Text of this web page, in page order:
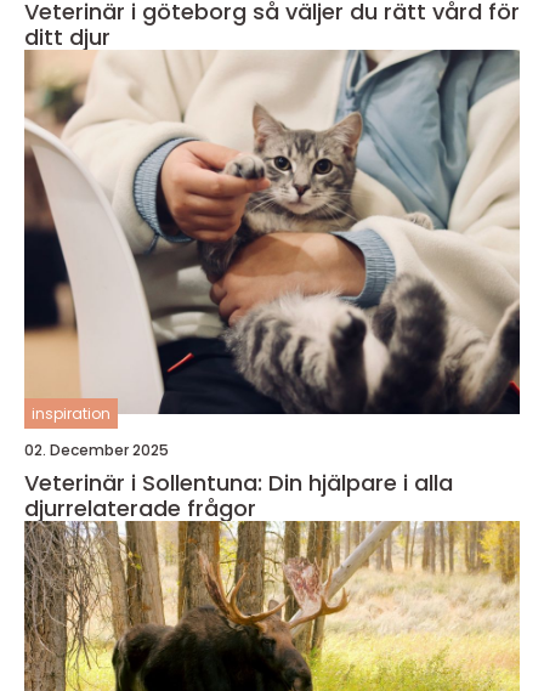
Veterinär i göteborg så väljer du rätt vård för
ditt djur
inspiration
02. December 2025
Veterinär i Sollentuna: Din hjälpare i alla
djurrelaterade frågor